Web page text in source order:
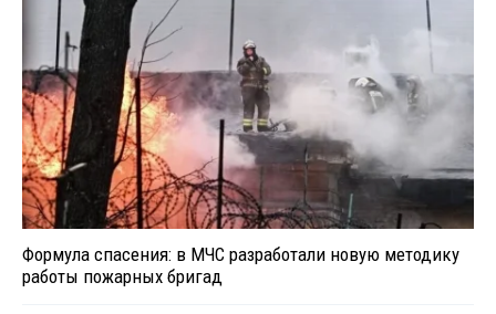
Формула спасения: в МЧС разработали новую методику
работы пожарных бригад